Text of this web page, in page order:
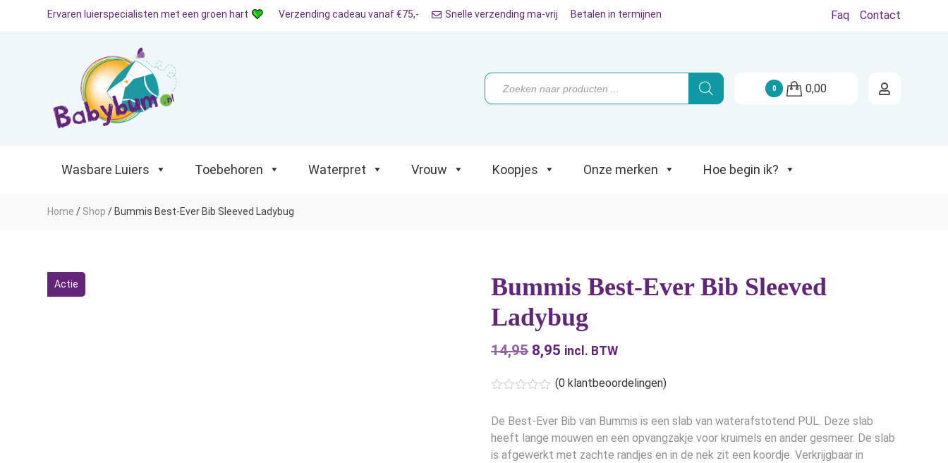
Wasbare Luiers Toebehoren Koopjes Onze merken Hoe begin ik?
Ervaren luierspecialisten met een groen hart Verzending cadeau vanaf €75,- Snelle verzending ma-vrij Betalen in termijnen Faq Contact
Producten
zoeken
0 0,00
Wasbare Luiers Toebehoren Waterpret Vrouw Koopjes Onze merken Hoe begin ik?
Home / Shop / Bummis Best-Ever Bib Sleeved Ladybug
Actie
Bummis Best-Ever Bib Sleeved
Ladybug
14,95 Oorspronkelijke
was:
€14,95.
8,95 Huidige
€8,95.
incl. BTW
(0klantbeoordelingen)
De Best-Ever Bib van Bummis is een slab van waterafstotend PUL. Deze slab
heeft lange mouwen en een opvangzakje voor kruimels en ander gesmeer. De slab
is afgewerkt met zachte randjes en in de nek zit een koordje. Verkrijgbaar in